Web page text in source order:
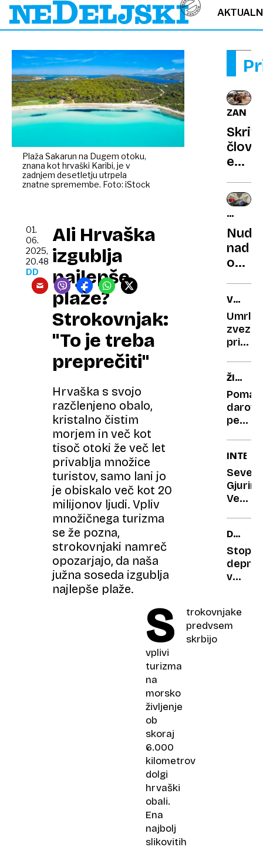
Plaža Sakarun na Dugem otoku,
znana kot hrvaški Karibi, je v
zadnjem desetletju utrpela
znatne spremembe. Foto: iStock
Ali Hrvaška
izgublja
najlepše
plaže?
Strokovnjak:
"To je treba
preprečiti"
Hrvaška s svojo
razčlenjeno obalo,
kristalno čistim
morjem in več kot
tisoč otoki že več let
privablja množice
turistov, samo lani jo
je obiskalo več kot 20
milijonov ljudi. Vpliv
množičnega turizma
se že pozna,
strokovnjaki namreč
opozarjajo, da naša
južna soseda izgublja
najlepše plaže.
01.
06.
2025,
20.48
DD
S
trokovnjake
predvsem
skrbijo
vplivi
turizma
na
morsko
življenje
ob
skoraj
6.000
kilometrov
dolgi
hrvaški
obali.
Ena
najbolj
slikovitih
se
ne
IN
nad
vse
več
ljudi,
ki
goli
V
72.
LETU
Umrla
IN
SMRT
pereč
najbolj
Severa
Gjurin:
Veseli
nekaj,
kar
sem
2.
DEL
v
Več
stresa,